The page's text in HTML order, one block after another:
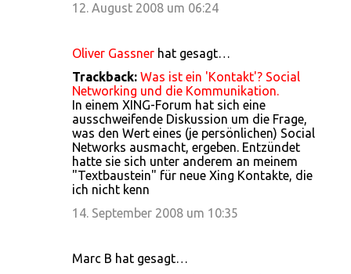
12. August 2008 um 06:24
Oliver Gassner hat gesagt…
Trackback: Was ist ein 'Kontakt'? Social
Networking und die Kommunikation.
In einem XING-Forum hat sich eine
ausschweifende Diskussion um die Frage,
was den Wert eines (je persönlichen) Social
Networks ausmacht, ergeben. Entzündet
hatte sie sich unter anderem an meinem
"Textbaustein" für neue Xing Kontakte, die
ich nicht kenn
14. September 2008 um 10:35
Marc B hat gesagt…